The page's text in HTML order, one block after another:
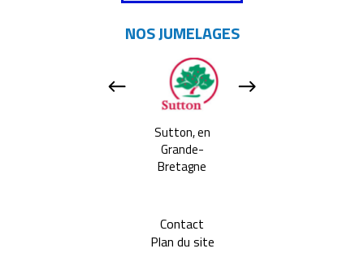
NOS JUMELAGES
Sutton, en
Grande-
Bretagne
Contact
Plan du site